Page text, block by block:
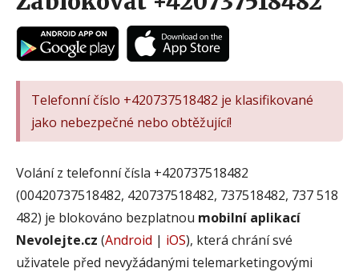
Telefonní číslo +420737518482 je klasifikované
jako nebezpečné nebo obtěžující!
Volání z telefonní čísla +420737518482
(00420737518482, 420737518482, 737518482, 737 518
482) je blokováno bezplatnou mobilní aplikací
Nevolejte.cz (Android | iOS), která chrání své
uživatele před nevyžádanými telemarketingovými